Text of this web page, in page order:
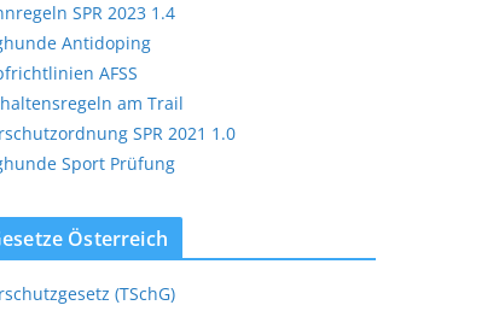
SPR 2023 1.4
Antidoping
AFSS
am Trail
SPR 2021 1.0
Sport Prüfung
Österreich
(TSchG)